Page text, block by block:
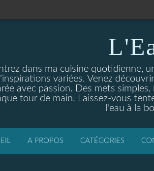
dans ma cuisine quotidienne,
variées. Venez
avec passion. Des mets
tour de main. Laissez-vous
l'eau à la
A PROPOS CATÉGORIES